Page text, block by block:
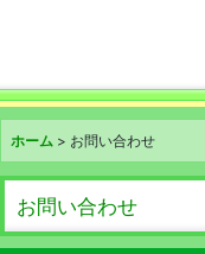
ホーム > お問い合わせ
お問い合わせ